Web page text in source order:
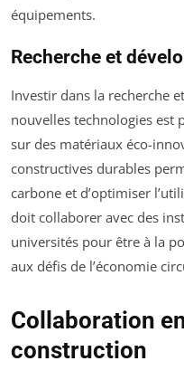
équipements.
Recherche et
Investir dans la recherche
nouvelles technologies est
sur des matériaux éco-
constructives durables
carbone et d’optimiser
doit collaborer avec des
universités pour être à la
aux défis de l’économie
Collaboration
construction